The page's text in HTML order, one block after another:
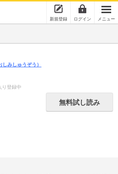
新規登録 ログイン メニュー
しみしゅうぞう）
り登録中
無料試し読み